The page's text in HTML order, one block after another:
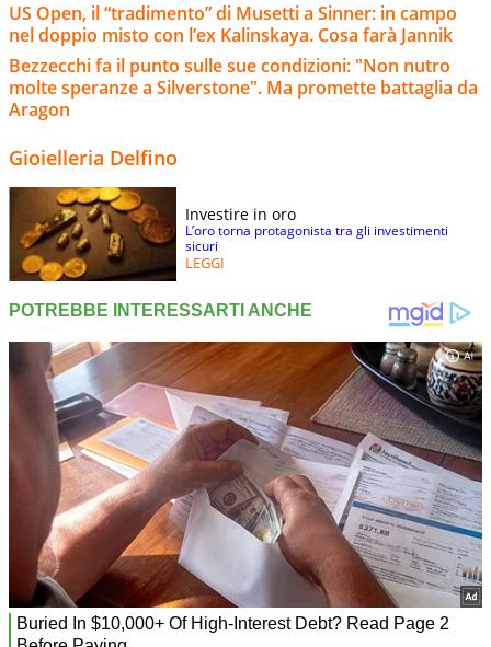
US Open, il “tradimento” di Musetti a Sinner: in campo
nel doppio misto con l’ex Kalinskaya. Cosa farà Jannik
Bezzecchi fa il punto sulle sue condizioni: "Non nutro
molte speranze a Silverstone". Ma promette battaglia da
Aragon
Gioielleria Delfino
Investire in oro
L’oro torna protagonista tra gli investimenti
sicuri
LEGGI